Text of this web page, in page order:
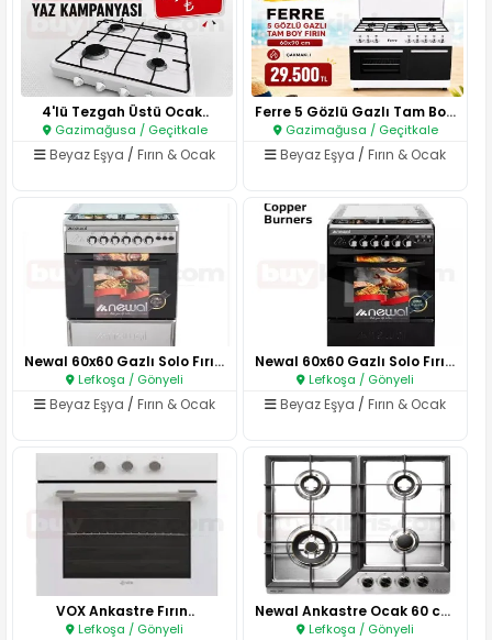
4'lü Tezgah Üstü Ocak..
Gazimağusa / Geçitkale
Beyaz Eşya / Fırın & Ocak
Ferre 5 Gözlü Gazlı Tam Boy Fı..
Gazimağusa / Geçitkale
Beyaz Eşya /Fırın & Ocak
Newal 60x60 Gazlı Solo Fırın S..
Lefkoşa / Gönyeli
Beyaz Eşya / Fırın & Ocak
Newal 60x60 Gazlı Solo Fırın S..
Lefkoşa / Gönyeli
Beyaz Eşya /Fırın & Ocak
VOX Ankastre Fırın..
Lefkoşa / Gönyeli
Newal Ankastre Ocak 60 cm Silv..
Lefkoşa / Gönyeli